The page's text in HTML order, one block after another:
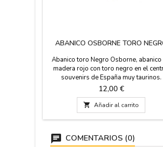
ABANICO OSBORNE TORO
Abanico toro Negro Osborne, abanico
madera rojo con toro negro en el
souvenirs de España muy taurinos.
Producto Oficial El Toro Osborne.
llevarlo en el cuelga abanico muy
para no perderlo. Medidas: 23 cm
Precio
12,00 €
 Añadir al carrito
COMENTARIOS (0)